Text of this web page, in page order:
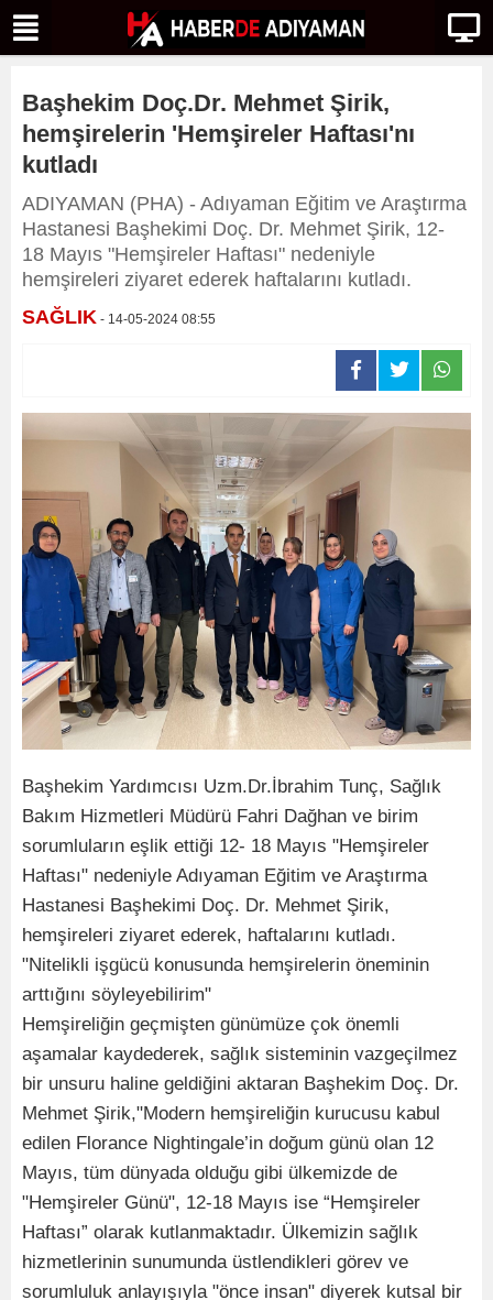
Başhekim Doç.Dr. Mehmet Şirik,
hemşirelerin 'Hemşireler Haftası'nı
kutladı
ADIYAMAN (PHA) - Adıyaman Eğitim ve Araştırma
Hastanesi Başhekimi Doç. Dr. Mehmet Şirik, 12-
18 Mayıs "Hemşireler Haftası" nedeniyle
hemşireleri ziyaret ederek haftalarını kutladı.
SAĞLIK - 14-05-2024 08:55
Başhekim Yardımcısı Uzm.Dr.İbrahim Tunç, Sağlık
Bakım Hizmetleri Müdürü Fahri Dağhan ve birim
sorumluların eşlik ettiği 12- 18 Mayıs "Hemşireler
Haftası" nedeniyle Adıyaman Eğitim ve Araştırma
Hastanesi Başhekimi Doç. Dr. Mehmet Şirik,
hemşireleri ziyaret ederek, haftalarını kutladı.
"Nitelikli işgücü konusunda hemşirelerin öneminin
arttığını söyleyebilirim"
Hemşireliğin geçmişten günümüze çok önemli
aşamalar kaydederek, sağlık sisteminin vazgeçilmez
bir unsuru haline geldiğini aktaran Başhekim Doç. Dr.
Mehmet Şirik,"Modern hemşireliğin kurucusu kabul
edilen Florance Nightingale’in doğum günü olan 12
Mayıs, tüm dünyada olduğu gibi ülkemizde de
"Hemşireler Günü", 12-18 Mayıs ise “Hemşireler
Haftası” olarak kutlanmaktadır. Ülkemizin sağlık
hizmetlerinin sunumunda üstlendikleri görev ve
sorumluluk anlayışıyla "önce insan" diyerek kutsal bir